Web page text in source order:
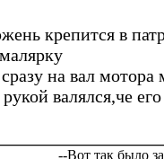
крепится в
на вал мотора
валялся,че